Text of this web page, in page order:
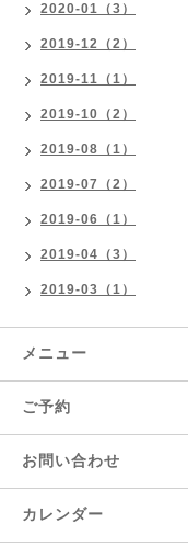
2020-01（3）
2019-12（2）
2019-11（1）
2019-10（2）
2019-08（1）
2019-07（2）
2019-06（1）
2019-04（3）
2019-03（1）
メニュー
ご予約
お問い合わせ
カレンダー